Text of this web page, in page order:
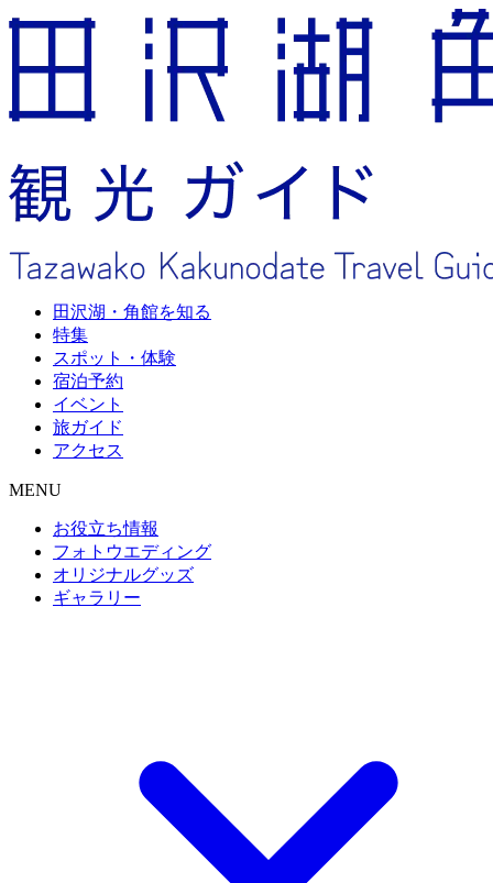
田沢湖・角館を知る
特集
スポット・体験
宿泊予約
イベント
旅ガイド
アクセス
MENU
お役立ち情報
フォトウエディング
オリジナルグッズ
ギャラリー